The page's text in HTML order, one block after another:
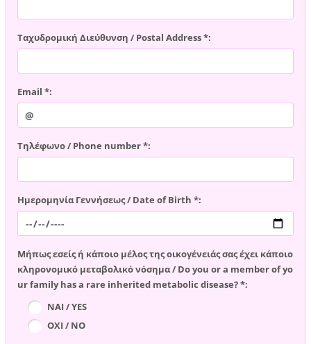
Ταχυδρομική Διεύθυνση / Postal Address *:
Email *:
Τηλέφωνο / Phone number *:
Ημερομηνία Γεννήσεως / Date of Birth *:
Μήπως εσείς ή κάποιο μέλος της οικογένειάς σας έχει κάποιο
κληρονομικό μεταβολικό νόσημα / Do you or a member of yo
ur family has a rare inherited metabolic disease? *:
ΝΑΙ / YES
ΟΧΙ / NO